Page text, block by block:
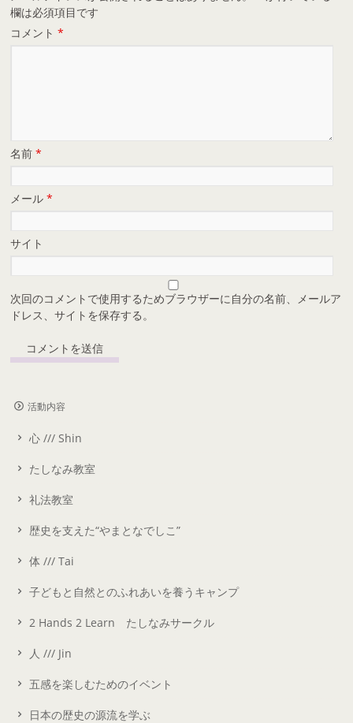
欄は必須項目です
コメント*
名前*
メール*
サイト
次回のコメントで使用するためブラウザーに自分の名前、メールア
ドレス、サイトを保存する。
活動内容
心 /// Shin
たしなみ教室
礼法教室
歴史を支えた“やまとなでしこ”
体 /// Tai
子どもと自然とのふれあいを養うキャンプ
2 Hands 2 Learn たしなみサークル
人 /// Jin
五感を楽しむためのイベント
日本の歴史の源流を学ぶ